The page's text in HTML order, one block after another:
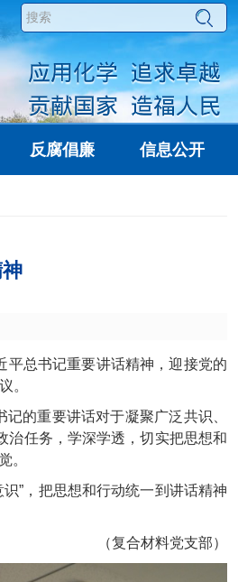
反腐倡廉 信息公开
平总书记重要讲话精神，迎接党的
。
的重要讲话对于凝聚广泛共识、
治任务，学深学透，切实把思想和
。
”，把思想和行动统一到讲话精神
（复合材料党支部）